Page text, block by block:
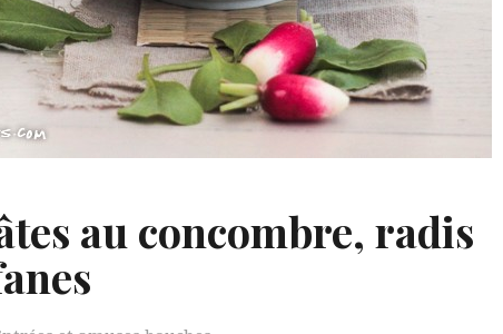
au concombre, radis